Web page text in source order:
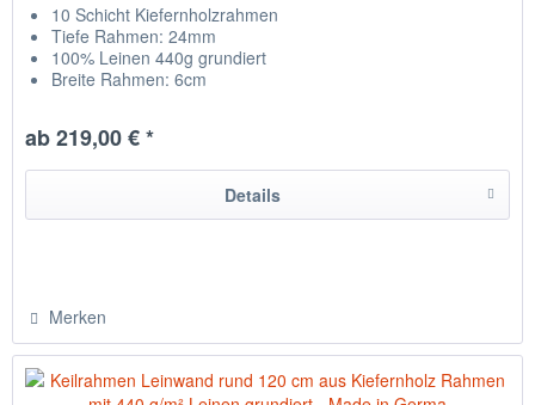
10 Schicht Kiefernholzrahmen
Tiefe Rahmen: 24mm
100% Leinen 440g grundiert
Breite Rahmen: 6cm
ab 219,00 € *
Details
Merken